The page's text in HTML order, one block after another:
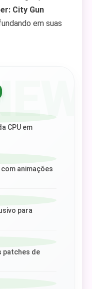
City Gun
em suas
CPU em
animações
para
patches de